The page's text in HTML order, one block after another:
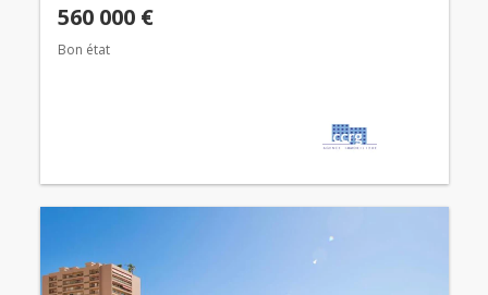
560 000 €
Bon état